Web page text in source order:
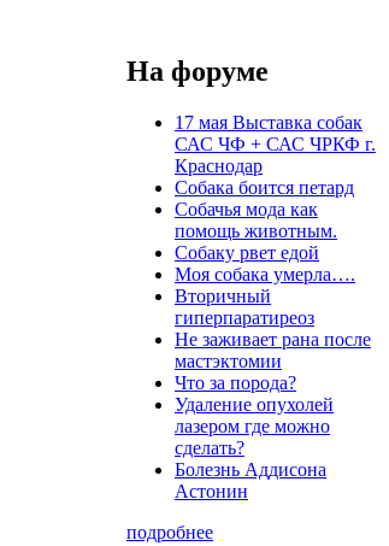
На форуме
17 мая Выставка собак
САС ЧФ + САС ЧРКФ г.
Краснодар
Собака боится петард
Собачья мода как
помощь животным.
Собаку рвет едой
Моя собака умерла….
Вторичный
гиперпаратиреоз
Не заживает рана после
мастэктомии
Что за порода?
Удаление опухолей
лазером где можно
сделать?
Болезнь Аддисона
Астонин
подробнее